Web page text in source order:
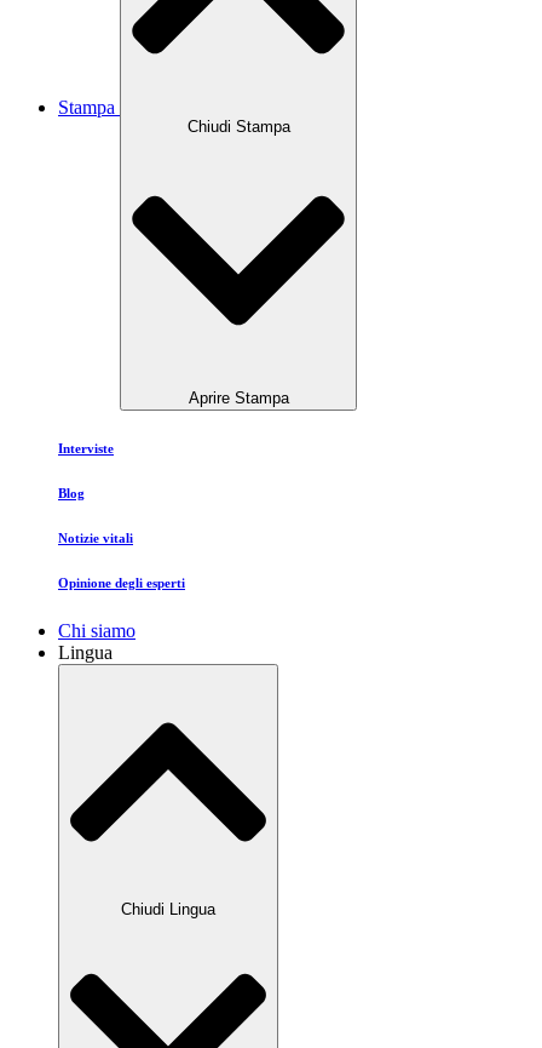
Stampa
Chiudi Stampa
Aprire Stampa
Interviste
Blog
Notizie vitali
Opinione degli esperti
Chi siamo
Lingua
Chiudi Lingua